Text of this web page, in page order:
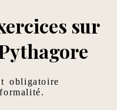
sur
obligatoire